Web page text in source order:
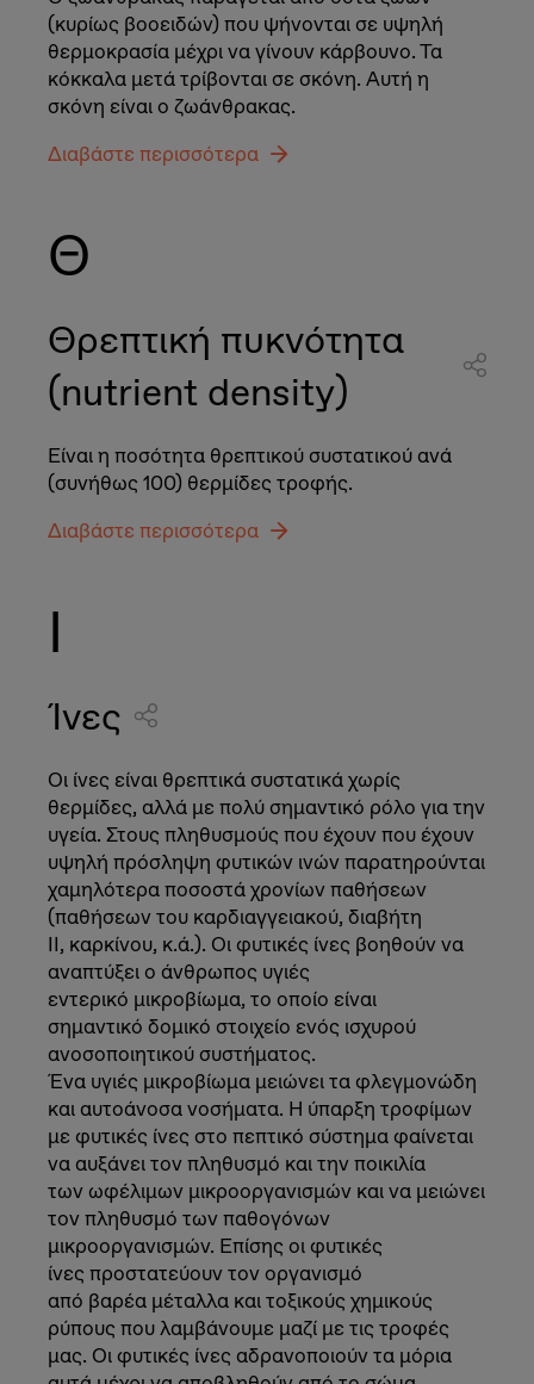
(κυρίως βοοειδών) που ψήνονται σε υψηλή
θερμοκρασία μέχρι να γίνουν κάρβουνο. Τα
κόκκαλα μετά τρίβονται σε σκόνη. Αυτή η
σκόνη είναι ο ζωάνθρακας.
Διαβάστε περισσότερα
Θ
Θρεπτική πυκνότητα
(nutrient density)
Είναι η ποσότητα θρεπτικού συστατικού ανά
(συνήθως 100) θερμίδες τροφής.
Διαβάστε περισσότερα
Ι
Ίνες
Οι ίνες είναι θρεπτικά συστατικά χωρίς
θερμίδες, αλλά με πολύ σημαντικό ρόλο για την
υγεία. Στους πληθυσμούς που έχουν που έχουν
υψηλή πρόσληψη φυτικών ινών παρατηρούνται
χαμηλότερα ποσοστά χρονίων παθήσεων
(παθήσεων του καρδιαγγειακού, διαβήτη
ΙΙ, καρκίνου, κ.ά.). Οι φυτικές ίνες βοηθούν να
αναπτύξει ο άνθρωπος υγιές
εντερικό μικροβίωμα, το οποίο είναι
σημαντικό δομικό στοιχείο ενός ισχυρού
ανοσοποιητικού συστήματος.
Ένα υγιές μικροβίωμα μειώνει τα φλεγμονώδη
και αυτοάνοσα νοσήματα. Η ύπαρξη τροφίμων
με φυτικές ίνες στο πεπτικό σύστημα φαίνεται
να αυξάνει τον πληθυσμό και την ποικιλία
των ωφέλιμων μικροοργανισμών και να μειώνει
τον πληθυσμό των παθογόνων
μικροοργανισμών. Επίσης οι φυτικές
ίνες προστατεύουν τον οργανισμό
από βαρέα μέταλλα και τοξικούς χημικούς
ρύπους που λαμβάνουμε μαζί με τις τροφές
μας. Οι φυτικές ίνες αδρανοποιούν τα μόρια